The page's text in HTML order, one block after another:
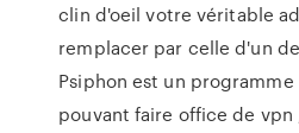
clin d'oeil votre véritable
remplacer par celle d'un
Psiphon est un
pouvant faire office de vpn